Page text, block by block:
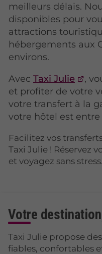
meilleurs délais.
disponibles pour
attractions
hébergements aux
environs.
Avec Taxi Julie
,
et profiter de votre
votre transfert à la
votre hôtel est
Facilitez vos
Taxi Julie ! Réservez
et voyagez sans stress.
Votre
Taxi Julie propose
fiables, confortables